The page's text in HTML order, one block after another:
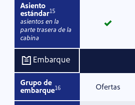
Asiento
estándar15
asientos en la
parte trasera de la
cabina
sí
Embarque
Grupo de
embarque16 Ofertas